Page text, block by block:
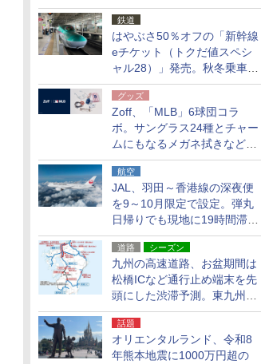
応援キャンペーン」
鉄道
はやぶさ50％オフの「新幹線
eチケット（トクだ値スペシ
ャル28）」発売。秋冬乗車
分、えきねっと限定
グッズ
Zoff、「MLB」6球団コラ
ボ。サングラス24種とチャー
ムにもなるメガネ拭きなど雑
貨24種
航空
JAL、羽田～香港線の深夜便
を9～10月限定で設定。弾丸
日帰りでも現地に19時間滞在
できる
道路 シーズン
九州の高速道路、お盆期間は
松橋ICなど通行止め端末を先
頭にした渋滞予測。東九州道
への迂回は料金調整を実施
話題
オリエンタルランド、令和8
年熊本地震に1000万円超の